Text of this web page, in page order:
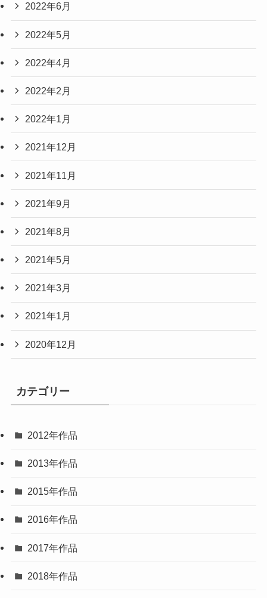
2022年6月
2022年5月
2022年4月
2022年2月
2022年1月
2021年12月
2021年11月
2021年9月
2021年8月
2021年5月
2021年3月
2021年1月
2020年12月
カテゴリー
2012年作品
2013年作品
2015年作品
2016年作品
2017年作品
2018年作品